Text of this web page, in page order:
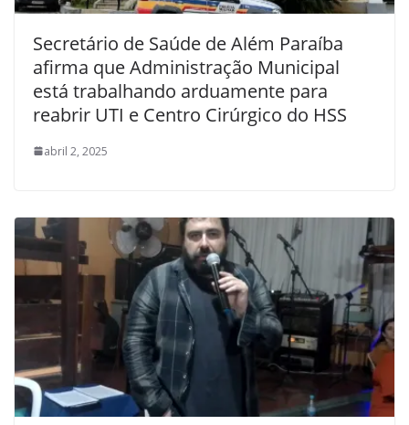
Secretário de Saúde de Além Paraíba
afirma que Administração Municipal
está trabalhando arduamente para
reabrir UTI e Centro Cirúrgico do HSS
abril 2, 2025